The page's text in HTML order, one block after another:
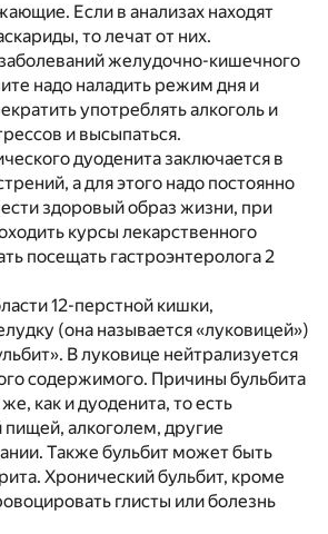
Если в анализах находят
то лечат от них.
заболеваний желудочно-кишечного
надо наладить режим дня и
употреблять алкоголь и
и высыпаться.
дуоденита заключается в
а для этого надо постоянно
здоровый образ жизни, при
курсы лекарственного
посещать гастроэнтеролога 2
12-перстной кишки,
(она называется «луковицей»)
В луковице нейтрализуется
содержимого. Причины бульбита
как и дуоденита, то есть
алкоголем, другие
Также бульбит может быть
Хронический бульбит, кроме
глисты или болезнь